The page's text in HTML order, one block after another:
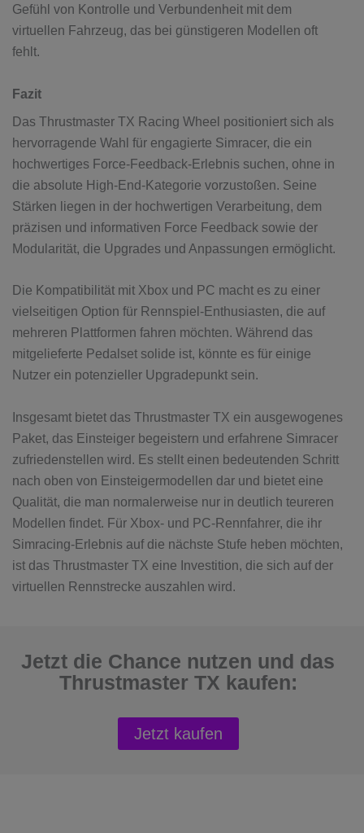
Gefühl von Kontrolle und Verbundenheit mit dem
virtuellen Fahrzeug, das bei günstigeren Modellen oft
fehlt.
Fazit
Das Thrustmaster TX Racing Wheel positioniert sich als
hervorragende Wahl für engagierte Simracer, die ein
hochwertiges Force-Feedback-Erlebnis suchen, ohne in
die absolute High-End-Kategorie vorzustoßen. Seine
Stärken liegen in der hochwertigen Verarbeitung, dem
präzisen und informativen Force Feedback sowie der
Modularität, die Upgrades und Anpassungen ermöglicht.
Die Kompatibilität mit Xbox und PC macht es zu einer
vielseitigen Option für Rennspiel-Enthusiasten, die auf
mehreren Plattformen fahren möchten. Während das
mitgelieferte Pedalset solide ist, könnte es für einige
Nutzer ein potenzieller Upgradepunkt sein.
Insgesamt bietet das Thrustmaster TX ein ausgewogenes
Paket, das Einsteiger begeistern und erfahrene Simracer
zufriedenstellen wird. Es stellt einen bedeutenden Schritt
nach oben von Einsteigermodellen dar und bietet eine
Qualität, die man normalerweise nur in deutlich teureren
Modellen findet. Für Xbox- und PC-Rennfahrer, die ihr
Simracing-Erlebnis auf die nächste Stufe heben möchten,
ist das Thrustmaster TX eine Investition, die sich auf der
virtuellen Rennstrecke auszahlen wird.
Jetzt die Chance nutzen und das
Thrustmaster TX kaufen:
Jetzt kaufen